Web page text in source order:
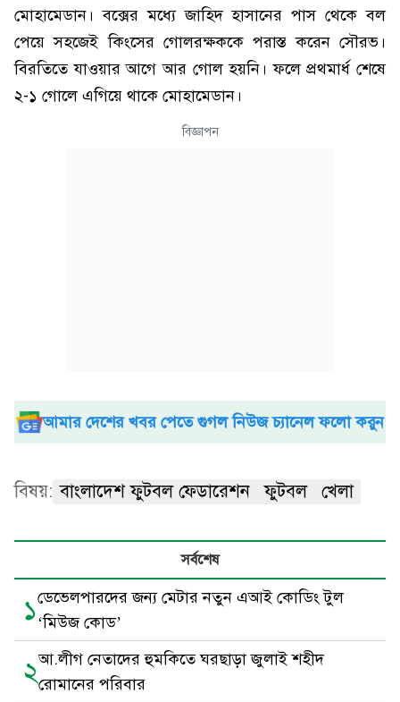
মোহামেডান। বক্সের মধ্যে জাহিদ হাসানের পাস থেকে বল
পেয়ে সহজেই কিংসের গোলরক্ষককে পরাস্ত করেন সৌরভ।
বিরতিতে যাওয়ার আগে আর গোল হয়নি। ফলে প্রথমার্ধ শেষে
২-১ গোলে এগিয়ে থাকে মোহামেডান।
বিজ্ঞাপন
আমার দেশের খবর পেতে গুগল নিউজ চ্যানেল ফলো করুন
বিষয়: বাংলাদেশ ফুটবল ফেডারেশন ফুটবল খেলা
সর্বশেষ
১ডেভেলপারদের জন্য মেটার নতুন এআই কোডিং টুল
‘মিউজ কোড’
২আ.লীগ নেতাদের হুমকিতে ঘরছাড়া জুলাই শহীদ
রোমানের পরিবার